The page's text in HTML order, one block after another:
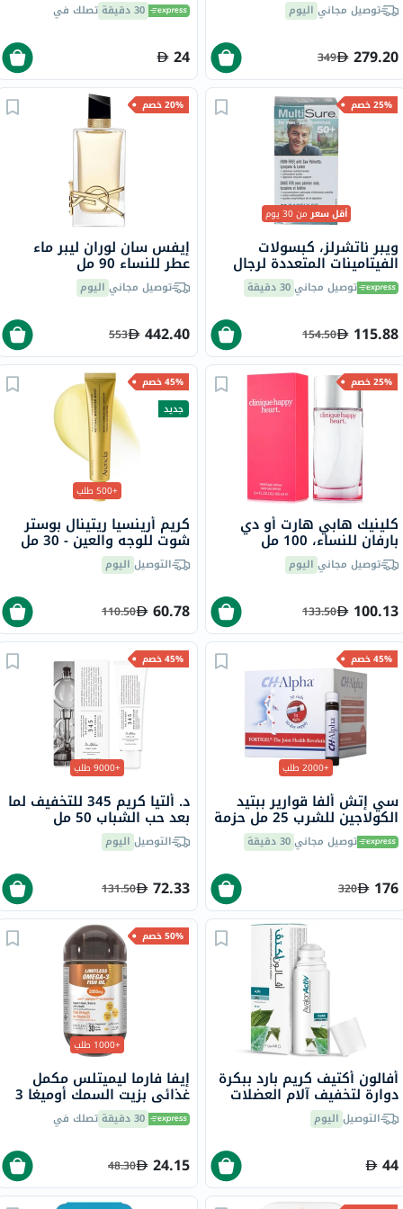
توصيل مجاني اليوم
279.20
349
30 دقيقة تصلك في
24
25% خصم
أقل سعرمن 30 يوم
ويبر ناتشرلز، كبسولات
الفيتامينات المتعددة لرجال
فوق سن الخمسين، حزمة من
60 توصيل مجاني30 دقيقة
115.88
154.50
20% خصم
إيفس سان لوران ليبر ماء
عطر للنساء 90 مل
توصيل مجاني اليوم
442.40
553
25% خصم
كلينيك هابي هارت أو دي
بارفان للنساء، 100 مل
توصيل مجاني اليوم
100.13
133.50
45% خصم
جديد
+500 طلب
كريم أرينسيا ريتينال بوستر
شوت للوجه والعين - 30 مل
التوصيل اليوم
60.78
110.50
45% خصم
+2000 طلب
سي إتش ألفا قوارير ببتيد
الكولاجين للشرب 25 مل حزمة
من 30 توصيل مجاني30 دقيقة
176
320
45% خصم
+9000 طلب
د. ألتيا كريم 345 للتخفيف لما
بعد حب الشباب 50 مل
التوصيل اليوم
72.33
131.50
أفالون أكتيف كريم بارد ببكرة
دوارة لتخفيف آلام العضلات
والمفاصل 59 مل
التوصيل اليوم
44
50% خصم
+1000 طلب
إيفا فارما ليميتلس مكمل
غذائي بزيت السمك أوميغا 3
2000 ملجم، كبسولات
هلامية، حزمة من 30 كبسولة
30 دقيقة تصلك في
24.15
48.30